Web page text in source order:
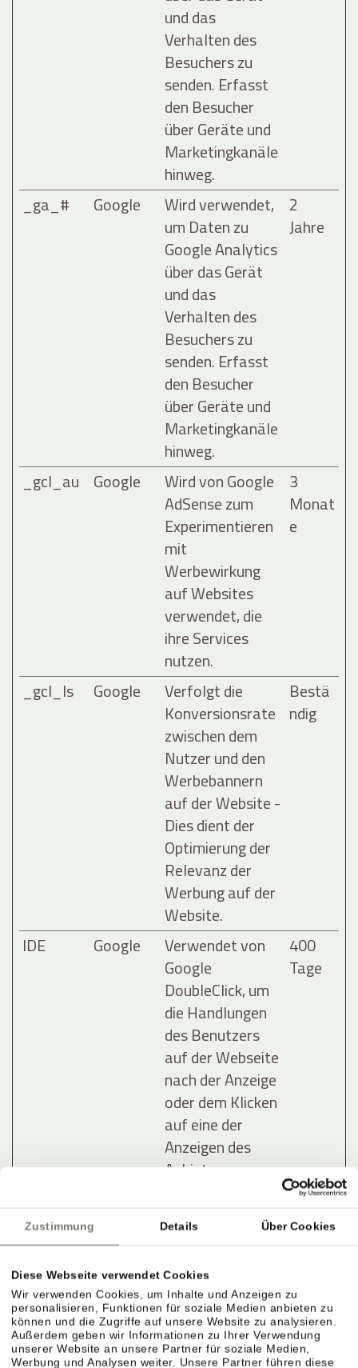
Zustimmung Details Über Cookies
Diese Webseite verwendet Cookies
Wir verwenden Cookies, um Inhalte und Anzeigen zu
personalisieren, Funktionen für soziale Medien anbieten zu
können und die Zugriffe auf unsere Website zu analysieren.
Außerdem geben wir Informationen zu Ihrer Verwendung
unserer Website an unsere Partner für soziale Medien,
Werbung und Analysen weiter. Unsere Partner führen diese
und das
Verhalten des
Besuchers zu
senden. Erfasst
den Besucher
über Geräte und
Marketingkanäle
hinweg.
_ga_#
Google
Wird verwendet,
um Daten zu
Google Analytics
über das Gerät
und das
Verhalten des
Besuchers zu
senden. Erfasst
den Besucher
über Geräte und
Marketingkanäle
hinweg.
2
Jahre
_gcl_au Google
Wird von Google
AdSense zum
Experimentieren
mit
Werbewirkung
auf Websites
verwendet, die
ihre Services
nutzen.
3
Monat
e
_gcl_ls Google
Verfolgt die
Konversionsrate
zwischen dem
Nutzer und den
Werbebannern
auf der Website -
Dies dient der
Optimierung der
Relevanz der
Werbung auf der
Website.
Bestä
ndig
IDE Google
Verwendet von
Google
DoubleClick, um
die Handlungen
des Benutzers
auf der Webseite
nach der Anzeige
oder dem Klicken
auf eine der
Anzeigen des
Anbieters zu
zu melden, mit
dem Zweck der
Wirksamkeit
einer Werbung
und der Anzeige
zielgerichteter
400
Tage